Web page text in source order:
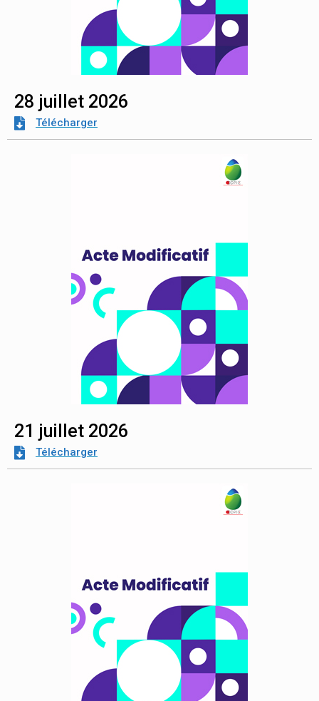
28 juillet 2026
Télécharger
21 juillet 2026
Télécharger